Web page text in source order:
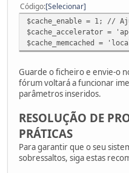
Código Selecionar
$cache_enable = 1; //
$cache_accelerator =
$cache_memcached =
Guarde o ficheiro e envie-o
fórum voltará a funcionar
parâmetros inseridos.
RESOLUÇÃO DE
PRÁTICAS
Para garantir que o seu
sobressaltos, siga estas